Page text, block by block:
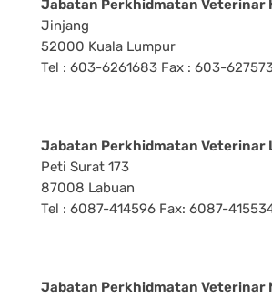
Jabatan Perkhidmatan Veterinar
Jinjang
52000 Kuala Lumpur
Tel : 603-6261683 Fax : 603-
Jabatan Perkhidmatan Veterinar
Peti Surat 173
87008 Labuan
Tel : 6087-414596 Fax: 6087-
Jabatan Perkhidmatan Veterinar